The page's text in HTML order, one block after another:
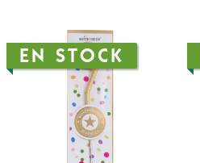
EN STOCK